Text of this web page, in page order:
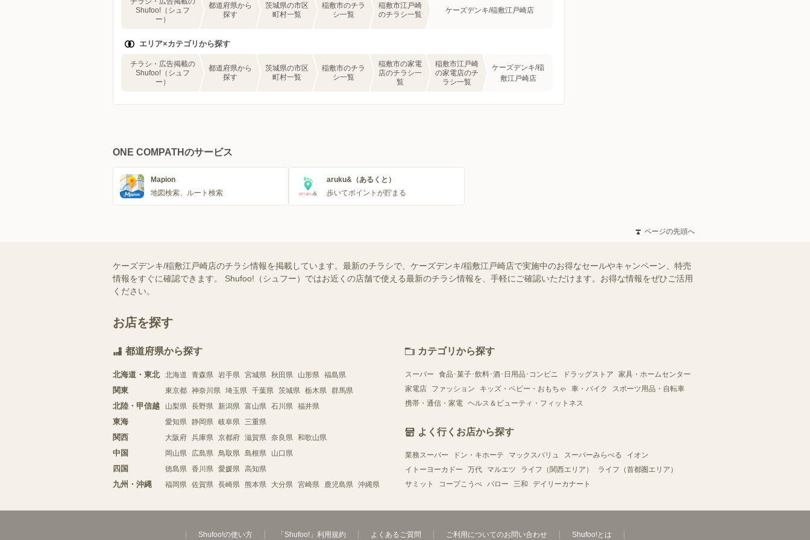
Shufoo!（シュフ
ー）
都道府県から
探す
茨城県の市区
町村一覧
稲敷市のチラ
シ一覧
稲敷市江戸崎
のチラシ一覧
ケーズデンキ/稲敷江戸崎店
エリア×カテゴリから探す
チラシ・広告掲載の
Shufoo!（シュフ
ー）
都道府県から
探す
茨城県の市区
町村一覧
稲敷市のチラ
シ一覧
稲敷市の家電
店のチラシ一
覧
稲敷市江戸崎
の家電店のチ
ラシ一覧
ケーズデンキ/稲
敷江戸崎店
ONE COMPATHのサービス
Mapion
地図検索、ルート検索
aruku&（あるくと）
歩いてポイントが貯まる
ページの先頭へ
ケーズデンキ/稲敷江戸崎店のチラシ情報を掲載しています。最新のチラシで、ケーズデンキ/稲敷江戸崎店で実施中のお得なセールやキャンペーン、特売
情報をすぐに確認できます。 Shufoo!（シュフー）ではお近くの店舗で使える最新のチラシ情報を、手軽にご確認いただけます。お得な情報をぜひご活用
ください。
お店を探す
都道府県から探す
北海道・東北 北海道 青森県 岩手県 宮城県 秋田県 山形県 福島県
関東 東京都 神奈川県 埼玉県 千葉県 茨城県 栃木県 群馬県
北陸・甲信越 山梨県 長野県 新潟県 富山県 石川県 福井県
東海 愛知県 静岡県 岐阜県 三重県
関西 大阪府 兵庫県 京都府 滋賀県 奈良県 和歌山県
中国 岡山県 広島県 鳥取県 島根県 山口県
四国 徳島県 香川県 愛媛県 高知県
九州・沖縄 福岡県 佐賀県 長崎県 熊本県 大分県 宮崎県 鹿児島県 沖縄県
カテゴリから探す
スーパー 食品･菓子･飲料･酒･日用品･コンビニ ドラッグストア
家具・ホームセンター
家電店
ファッション キッズ・ベビー・おもちゃ 車・バイク
スポーツ用品・自転車
携帯・通信・家電 ヘルス＆ビューティ・フィットネス
よく行くお店から探す
業務スーパー ドン・キホーテ マックスバリュ スーパーみらべる
イオン
イトーヨーカドー
万代 マルエツ ライフ（関西エリア）
ライフ（首都圏エリア）
サミット
コープこうべ バロー 三和 デイリーカナート
Shufoo!の使い方 「Shufoo!」利用規約 よくあるご質問 ご利用についてのお問い合わせ Shufoo!とは